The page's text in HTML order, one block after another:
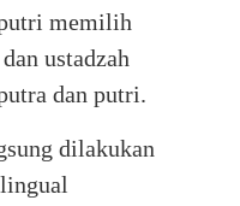
memilih
ustadzah
dan putri.
dilakukan